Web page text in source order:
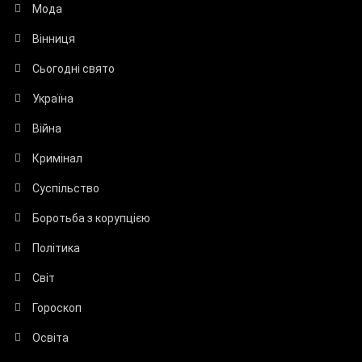
Мода
Вінниця
Сьогодні свято
Україна
Війна
Кримінал
Суспільство
Боротьба з корупцією
Політика
Світ
Гороскоп
Освіта